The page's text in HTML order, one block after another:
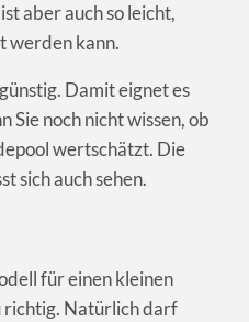
aber auch so leicht,
werden kann.
Damit eignet es
Sie noch nicht wissen, ob
wertschätzt. Die
sich auch sehen.
für einen kleinen
richtig. Natürlich darf